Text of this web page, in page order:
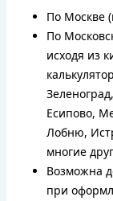
По Москве
По
исходя из
Есипово,
Лобню,
многие
Возможна
при